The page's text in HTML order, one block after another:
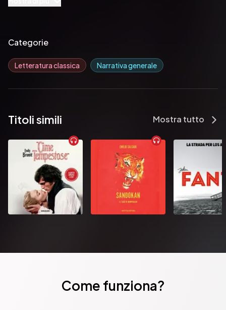
"father of science fiction", along with Jules Verne and the
Categorie
Letteratura classica Narrativa generale
Titoli simili Mostra tutto
Come funziona?